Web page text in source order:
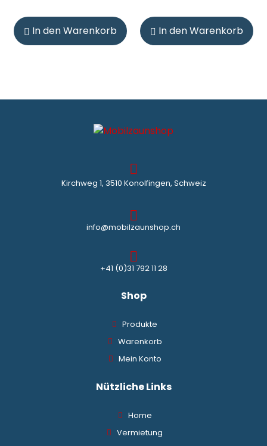
In den Warenkorb In den Warenkorb
Kirchweg 1, 3510 Konolfingen, Schweiz
info@mobilzaunshop.ch
+41 (0)31 792 11 28
Shop
Produkte
Warenkorb
Mein Konto
Nützliche Links
Home
Vermietung